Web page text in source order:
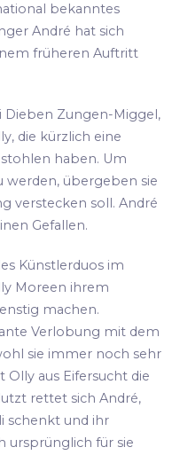
bekanntes
André hat sich
früheren Auftritt
Dieben Zungen-Miggel,
die kürzlich eine
haben. Um
übergeben sie
verstecken soll. André
Gefallen.
Künstlerduos im
Moreen ihrem
machen.
Verlobung mit dem
sie immer noch sehr
aus Eifersucht die
rettet sich André,
schenkt und ihr
ursprünglich für sie